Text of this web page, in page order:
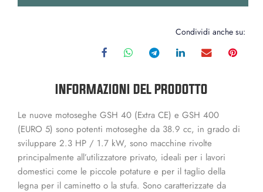
Condividi anche su:
INFORMAZIONI DEL PRODOTTO
Le nuove motoseghe GSH 40 (Extra CE) e GSH 400
(EURO 5) sono potenti motoseghe da 38.9 cc, in grado di
sviluppare 2.3 HP / 1.7 kW, sono macchine rivolte
principalmente all’utilizzatore privato, ideali per i lavori
domestici come le piccole potature e per il taglio della
legna per il caminetto o la stufa. Sono caratterizzate da